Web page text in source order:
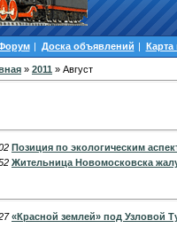
| Доска объявлений | Карта
» 2011 » Август
Позиция по экологическим
Жительница Новомосковска
«Красной землей» под Узловой